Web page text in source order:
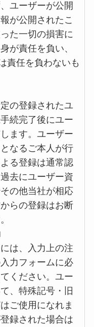
ユーザーが公開
が公開されたこ
た一切の損害に
が責任を負い、
責任を負わないも
の登録されたユ
続完了後にユー
ます。ユーザー
なるご本人が行
る登録は通常認
去にユーザー資
の他当社が相応
らの登録はお断
は、入力上の注
力フォームに必
ください。ユー
、特殊記号・旧
ご使用になれま
録された場合は